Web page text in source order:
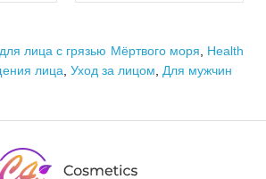
лица с грязью Mёртвого моря, Health
лица, Уход за лицом, Для мужчин